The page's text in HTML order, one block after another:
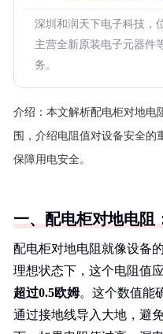
深圳和润天下电子科技，
主营全新原装电子元器件
务。
介绍： 本文解析配电柜对地电
围，介绍电阻值对设备安全的
保障用电安全。
一、配电柜对地电阻
配电柜对地电阻就像设备
理想状态下，这个电阻值
超过0.5欧姆。这个数值能
通过接地线导入大地，避